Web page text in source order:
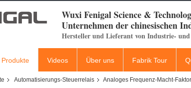
Wuxi Fenigal Science &
Unternehmen der chinesischen
Hersteller und Lieferant von Industrie-
Produkte Videos Über uns Fabrik Tour
Automatisierungs-Steuerrelais Analoges Frequenz-Macht-